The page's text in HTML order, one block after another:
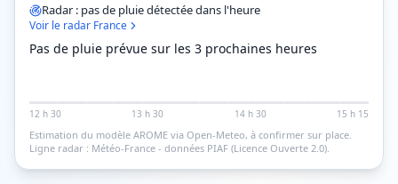
Radar : pas de pluie détectée dans l'heure
Voir le radar France
Pas de pluie prévue sur les 3 prochaines heures
12 h 30 13 h 30 14 h 30 15 h 15
Estimation du modèle AROME via Open-Meteo, à confirmer sur place.
Ligne radar : Météo-France - données PIAF (Licence Ouverte 2.0).